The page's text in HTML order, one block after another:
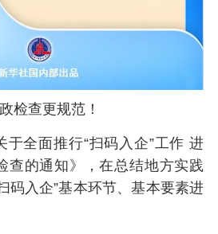
检查更规范！
于全面推行“扫码入企”工作 进
查的通知》，在总结地方实践
码入企”基本环节、基本要素进